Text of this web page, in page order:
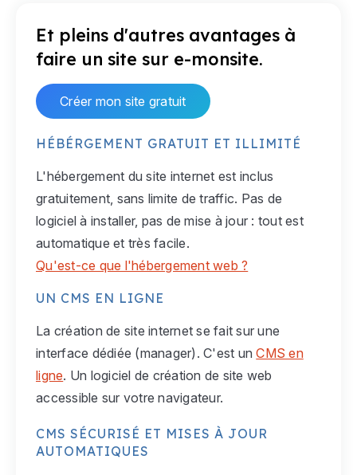
Et pleins d'autres avantages à
faire un site sur e-monsite.
Créer mon site gratuit
HÉBÉRGEMENT GRATUIT ET ILLIMITÉ
L'hébergement du site internet est inclus
gratuitement, sans limite de traffic. Pas de
logiciel à installer, pas de mise à jour : tout est
automatique et très facile.
Qu'est-ce que l'hébergement web ?
UN CMS EN LIGNE
La création de site internet se fait sur une
interface dédiée (manager). C'est unCMS en
ligne. Un logiciel de création de site web
accessible sur votre navigateur.
CMS SÉCURISÉ ET MISES À JOUR
AUTOMATIQUES